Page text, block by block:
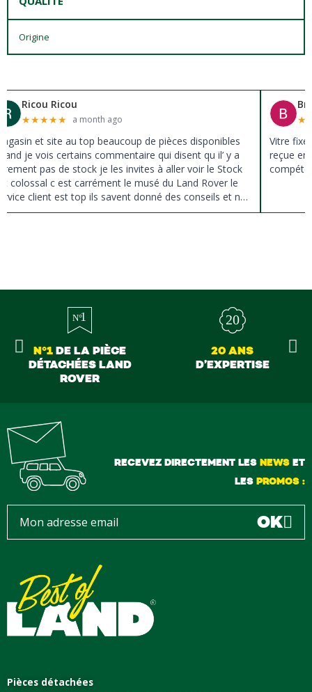
Origine
Ricou Ricou
★★★★★ a month ago
et site au top beaucoup de pièces disponibles
je vois certains commentaire qui disent qu il’ y a
pas de stock je les invites à aller voir le Stock
colossal c est carrément le musé du Land Rover le
client est top ils savent donné des conseils et ne
pas à la vente ils sont vraiment au top du top
★
Vitre
reçue
N°1DE LA PIÈCE
DÉTACHÉES LAND
ROVER
20 ANS
D’EXPERTISE
RECEVEZ DIRECTEMENT LES NEWSET
LES PROMOS :
OK
Pièces détachées